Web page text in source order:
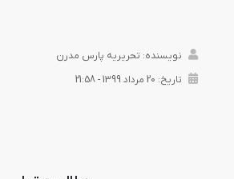
نویسنده: تحریریه پارس مدرن
تاریخ: 20 مرداد 1399 - 21:58